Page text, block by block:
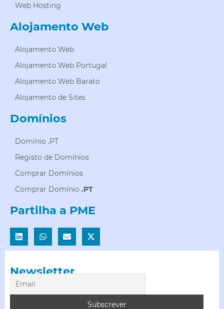
Web Hosting
Alojamento Web
Alojamento Web
Alojamento Web Portugal
Alojamento Web Barato
Alojamento de Sites
Domínios
Domínio .PT
Registo de Domínios
Comprar Domínios
Comprar Domínio .PT
Partilha a PME
Newsletter